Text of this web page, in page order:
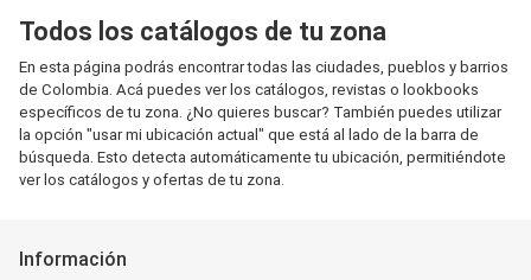
Todos los catálogos de tu zona
En esta página podrás encontrar todas las ciudades, pueblos y barrios
de Colombia. Acá puedes ver los catálogos, revistas o lookbooks
específicos de tu zona. ¿No quieres buscar? También puedes utilizar
la opción "usar mi ubicación actual" que está al lado de la barra de
búsqueda. Esto detecta automáticamente tu ubicación, permitiéndote
ver los catálogos y ofertas de tu zona.
Información